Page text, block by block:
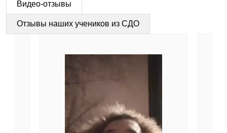
Видео-отзывы
Отзывы наших учеников из СДО